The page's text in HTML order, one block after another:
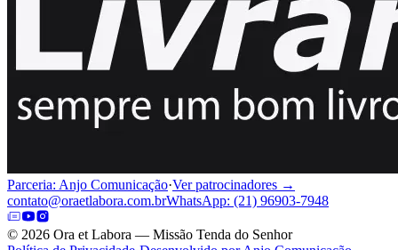
Parceria: Anjo Comunicação·Ver patrocinadores →
contato@oraetlabora.com.brWhatsApp: (21) 96903-7948
© 2026 Ora et Labora — Missão Tenda do Senhor